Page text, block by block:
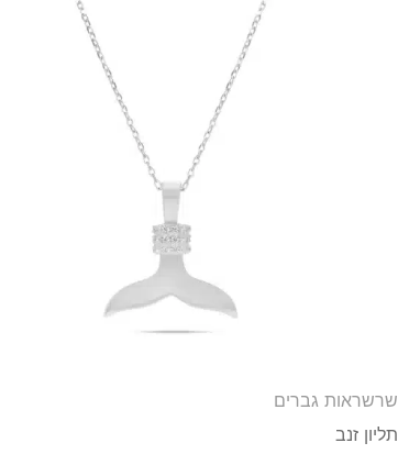
שרשראות גברים
תליון זנב